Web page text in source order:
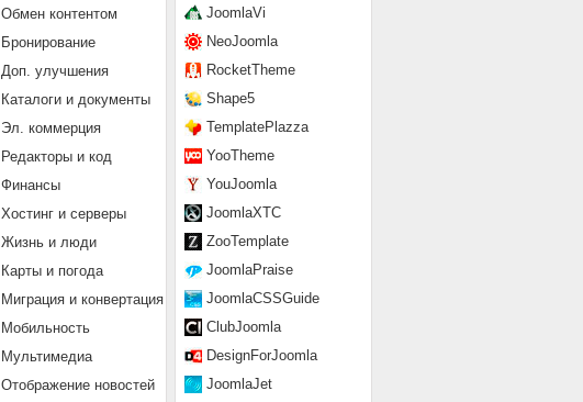
JoomlaVi
NeoJoomla
RocketTheme
Shape5
TemplatePlazza
YooTheme
YouJoomla
JoomlaXTC
ZooTemplate
JoomlaPraise
JoomlaCSSGuide
ClubJoomla
DesignForJoomla
JoomlaJet
Обмен контентом
Бронирование
Доп. улучшения
Каталоги и документы
Эл. коммерция
Редакторы и код
Финансы
Хостинг и серверы
Жизнь и люди
Карты и погода
Миграция и конвертация
Мобильность
Мультимедиа
Отображение новостей